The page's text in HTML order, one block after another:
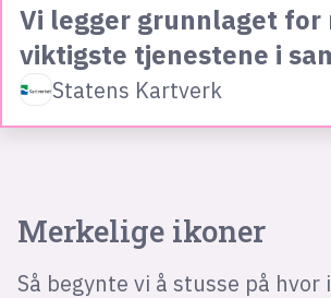
Vi legger grunnlaget for
viktigste tjenestene i
Statens Kartverk
Merkelige ikoner
Så begynte vi å stusse på hvor